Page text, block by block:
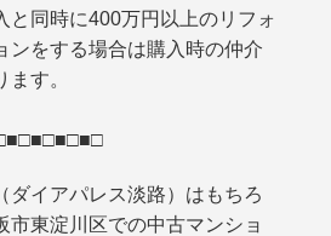
と同時に400万円以上のリフォ
ンをする場合は購入時の仲介
す。
ダイアパレス淡路）はもちろ
市東淀川区での中古マンショ